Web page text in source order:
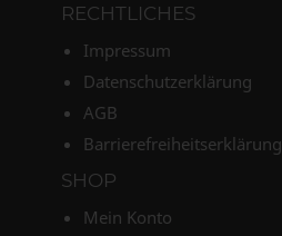
RECHTLICHES
Impressum
Datenschutzerklärung
AGB
Barrierefreiheitserklärung
SHOP
Mein Konto